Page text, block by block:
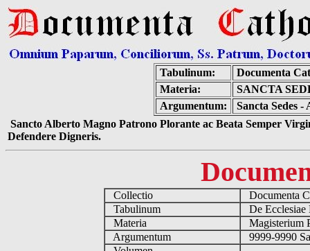
Tabulinum:
Documenta
Materia:
SANCTA
Argumentum:
Sancta Sedes -
Sancto Alberto Magno Patrono Plorante ac Beata Semper
Defendere Digneris.
Collectio
Documenta
Tabulinum
De
Materia
Magisterium
Argumentum
9999-9990